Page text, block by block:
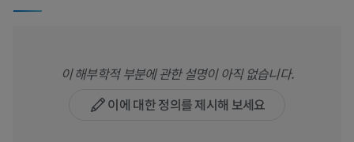
이 해부학적 부분에 관한 설명이 아직 없습니다.
이에 대한 정의를 제시해 보세요